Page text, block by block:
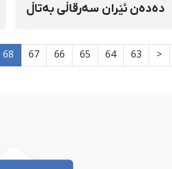
دەدەن ئێران سەرقاڵی بەتاڵ
پارچینە
<
63
64
65
66
67
68